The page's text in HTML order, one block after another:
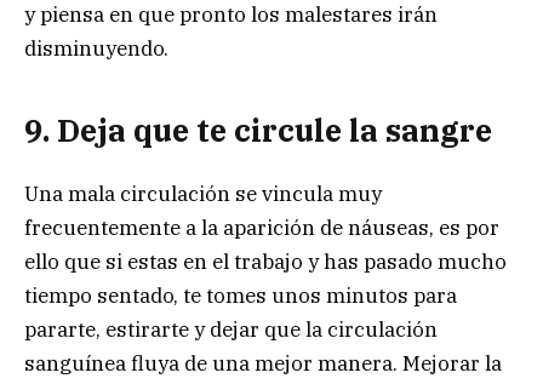
y piensa en que pronto los malestares irán
disminuyendo.
9. Deja que te circule la sangre
Una mala circulación se vincula muy
frecuentemente a la aparición de náuseas, es por
ello que si estas en el trabajo y has pasado mucho
tiempo sentado, te tomes unos minutos para
pararte, estirarte y dejar que la circulación
sanguínea fluya de una mejor manera. Mejorar la